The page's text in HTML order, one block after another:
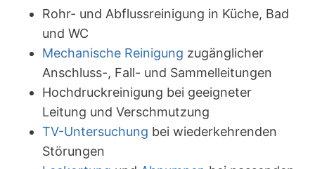
Rohr- und Abflussreinigung in Küche, Bad
und WC
Mechanische Reinigung zugänglicher
Anschluss-, Fall- und Sammelleitungen
Hochdruckreinigung bei geeigneter
Leitung und Verschmutzung
TV-Untersuchung bei wiederkehrenden
Störungen